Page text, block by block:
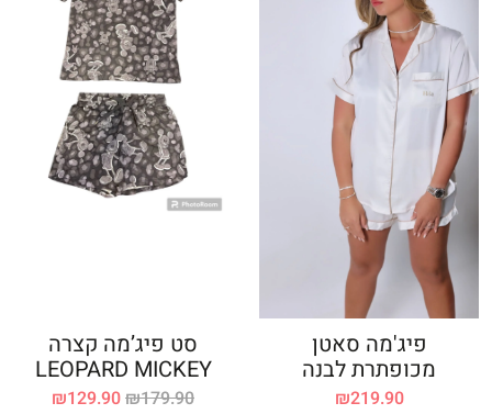
פיג'מה סאטן
מכופתרת לבנה
₪219.90
סט פיג’מה קצרה
LEOPARD MICKEY
₪179.90
₪129.90